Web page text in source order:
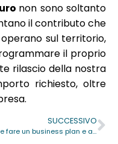
non sono soltanto
il contributo che
sul territorio,
il proprio
rilascio della nostra
richiesto, oltre
SUCCESSIVO
Come fare un business plan e a cosa serve